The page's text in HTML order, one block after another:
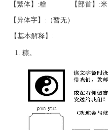
【繁体】:糩 【部首】:米
【异体字】:（暂无）
【基本解释】:
糠。